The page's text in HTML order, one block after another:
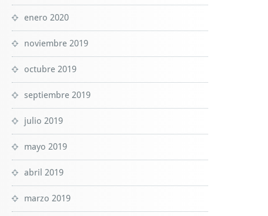
enero 2020
noviembre 2019
octubre 2019
septiembre 2019
julio 2019
mayo 2019
abril 2019
marzo 2019